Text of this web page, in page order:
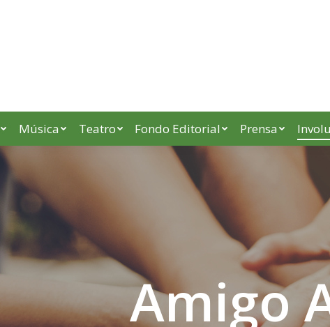
Música Teatro Fondo Editorial Prensa
Amigo